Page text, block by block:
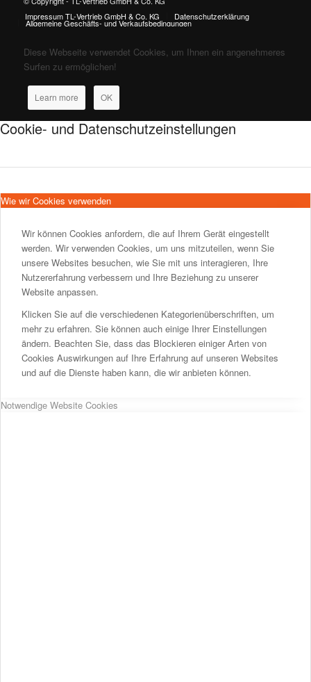
Impressum TL-Vertrieb GmbH & Co. KG
Datenschutzerklärung
Allgemeine Geschäfts- und Verkaufsbedingungen
Diese Webseite verwendet Cookies, um Ihnen ein angenehmeres
Surfen zu ermöglichen!
Learn more OK
Cookie- und Datenschutzeinstellungen
Wie wir Cookies verwenden
Wir können Cookies anfordern, die auf Ihrem Gerät eingestellt
werden. Wir verwenden Cookies, um uns mitzuteilen, wenn Sie
unsere Websites besuchen, wie Sie mit uns interagieren, Ihre
Nutzererfahrung verbessern und Ihre Beziehung zu unserer
Website anpassen.
Klicken Sie auf die verschiedenen Kategorienüberschriften, um
mehr zu erfahren. Sie können auch einige Ihrer Einstellungen
ändern. Beachten Sie, dass das Blockieren einiger Arten von
Cookies Auswirkungen auf Ihre Erfahrung auf unseren Websites
und auf die Dienste haben kann, die wir anbieten können.
Notwendige Website Cookies